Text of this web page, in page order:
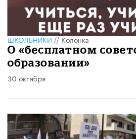
ШКОЛЬНИКИ//Колонка
О «бесплатном
образовании»
30 октября